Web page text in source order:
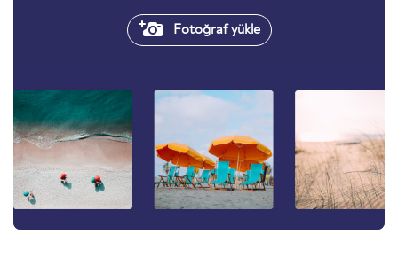
Fotoğraf yükle